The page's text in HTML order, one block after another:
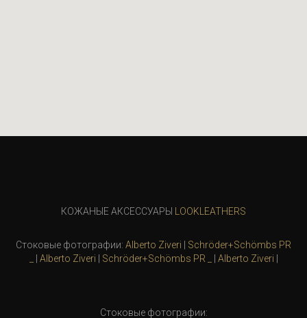
КОЖАНЫЕ АКСЕССУАРЫ LOOKLEATHERS
Стоковые фотографии: Alberto Ziveri | Schröder+Schömbs PR
| Alberto Ziveri | Schröder+Schömbs PR _ | Alberto Ziveri |
Стоковые фотографии: